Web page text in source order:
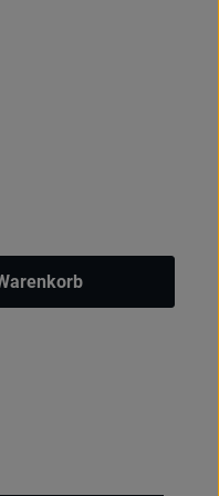
Wert ein